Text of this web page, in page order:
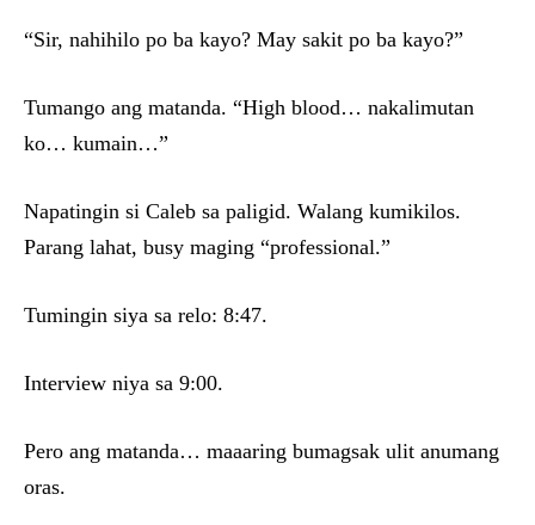
“Sir, nahihilo po ba kayo? May sakit po ba kayo?”
Tumango ang matanda. “High blood… nakalimutan
ko… kumain…”
Napatingin si Caleb sa paligid. Walang kumikilos.
Parang lahat, busy maging “professional.”
Tumingin siya sa relo: 8:47.
Interview niya sa 9:00.
Pero ang matanda… maaaring bumagsak ulit anumang
oras.